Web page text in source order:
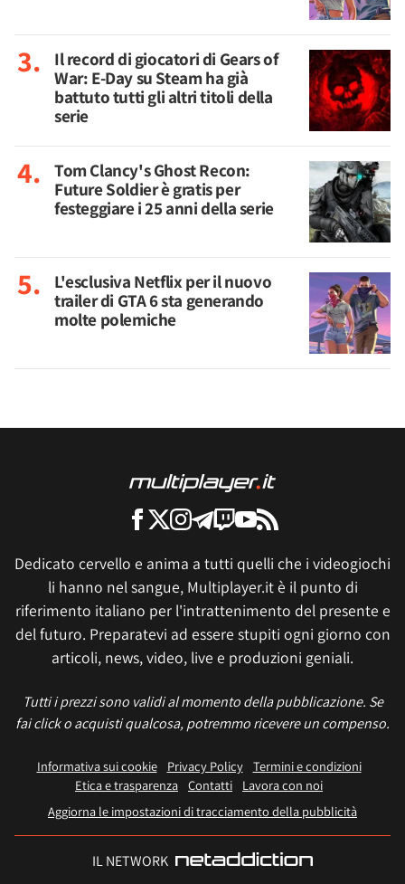
Il record di giocatori di Gears of
War: E-Day su Steam ha già
battuto tutti gli altri titoli della
serie
Tom Clancy's Ghost Recon:
Future Soldier è gratis per
festeggiare i 25 anni della serie
L'esclusiva Netflix per il nuovo
trailer di GTA 6 sta generando
molte polemiche
Dedicato cervello e anima a tutti quelli che i videogiochi
li hanno nel sangue, Multiplayer.it è il punto di
riferimento italiano per l'intrattenimento del presente e
del futuro. Preparatevi ad essere stupiti ogni giorno con
articoli, news, video, live e produzioni geniali.
Tutti i prezzi sono validi al momento della pubblicazione. Se
fai click o acquisti qualcosa, potremmo ricevere un compenso.
Informativa sui cookie Privacy Policy
Termini e condizioni
Etica e trasparenza Contatti
Lavora con noi
Aggiorna le impostazioni di tracciamento della pubblicità
IL NETWORK